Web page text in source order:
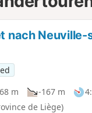
nach
m -167 m
de Liège)